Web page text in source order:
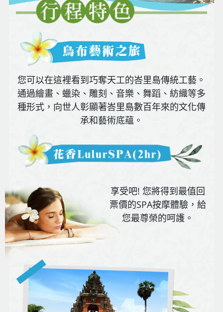
您可以在這裡看到巧奪天工的峇里島傳統工藝。
通過繪畫、蠟染、雕刻、音樂、舞蹈、紡織等多
種形式，向世人彰顯著峇里島數百年來的文化傳
承和藝術底蘊。
享受吧! 您將得到最值回
票價的SPA按摩體驗，給
您最尊榮的呵護。